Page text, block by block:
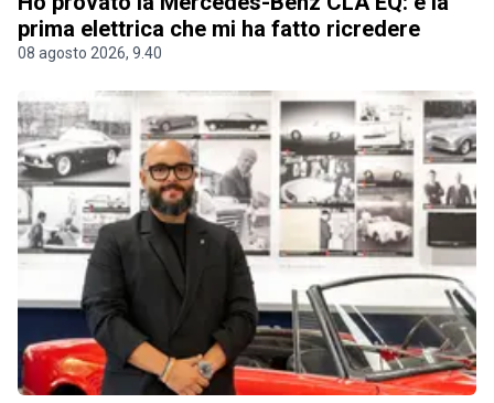
prima elettrica che mi ha fatto ricredere
08 agosto 2026, 9.40